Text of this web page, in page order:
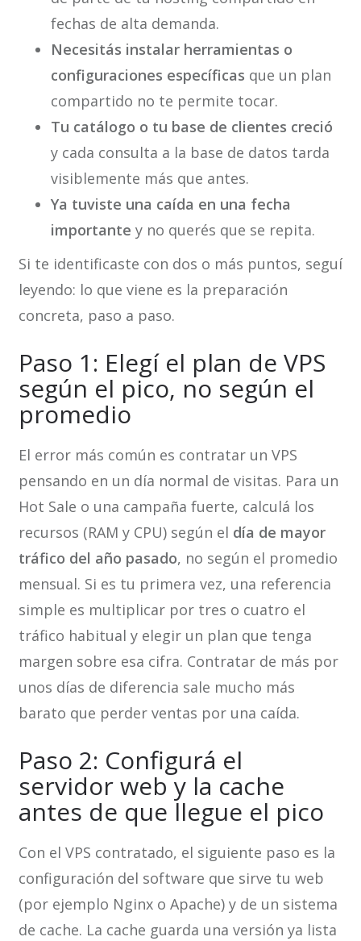
fechas de alta demanda.
Necesitás instalar herramientas o
configuraciones específicas que un plan
compartido no te permite tocar.
Tu catálogo o tu base de clientes creció
y cada consulta a la base de datos tarda
visiblemente más que antes.
Ya tuviste una caída en una fecha
importante y no querés que se repita.
Si te identificaste con dos o más puntos, seguí
leyendo: lo que viene es la preparación
concreta, paso a paso.
Paso 1: Elegí el plan de VPS
según el pico, no según el
promedio
El error más común es contratar un VPS
pensando en un día normal de visitas. Para un
Hot Sale o una campaña fuerte, calculá los
recursos (RAM y CPU) según el día de mayor
tráfico del año pasado, no según el promedio
mensual. Si es tu primera vez, una referencia
simple es multiplicar por tres o cuatro el
tráfico habitual y elegir un plan que tenga
margen sobre esa cifra. Contratar de más por
unos días de diferencia sale mucho más
barato que perder ventas por una caída.
Paso 2: Configurá el
servidor web y la cache
antes de que llegue el pico
Con el VPS contratado, el siguiente paso es la
configuración del software que sirve tu web
(por ejemplo Nginx o Apache) y de un sistema
de cache. La cache guarda una versión ya lista